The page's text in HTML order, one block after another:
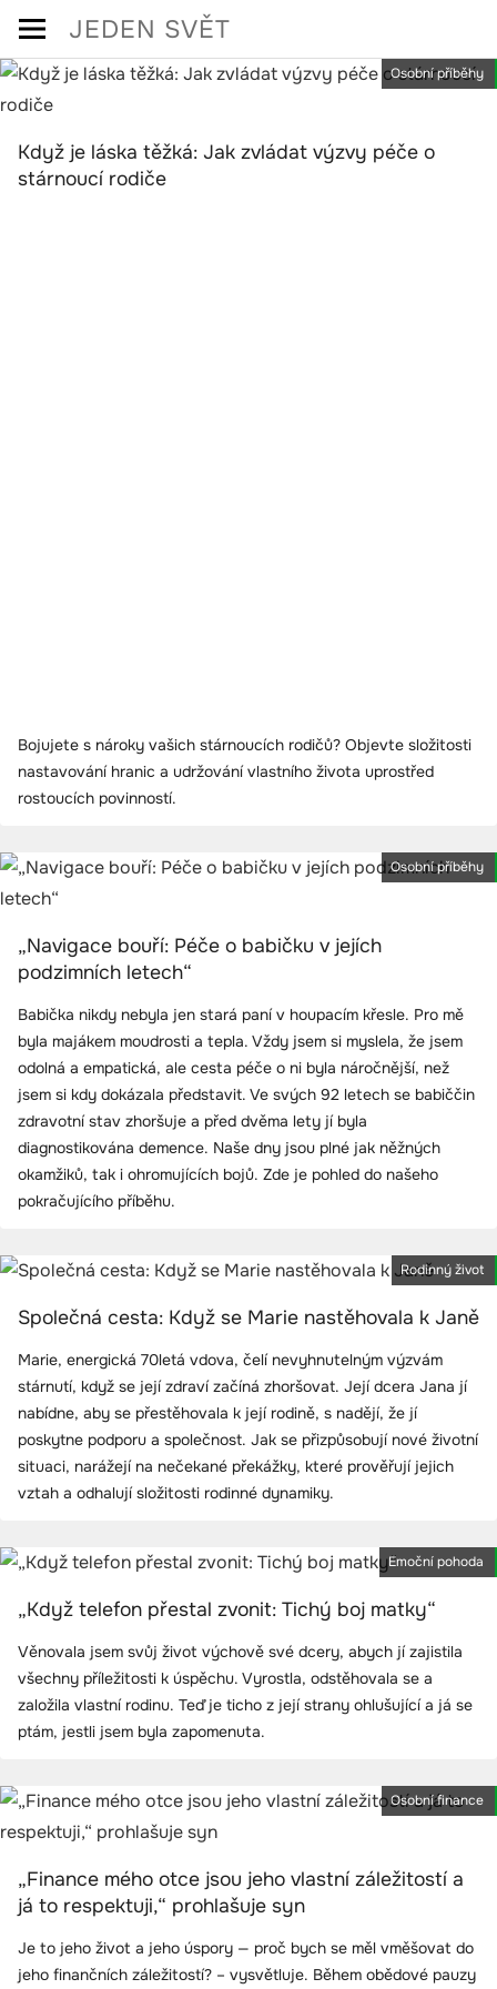
Skip
content
JEDEN SVĚT
Osobní příběhy
Když je láska těžká: Jak zvládat výzvy péče o
stárnoucí rodiče
Bojujete s nároky vašich stárnoucích rodičů? Objevte složitosti
nastavování hranic a udržování vlastního života uprostřed
rostoucích povinností.
Osobní příběhy
„Navigace bouří: Péče o babičku v jejích
podzimních letech“
Babička nikdy nebyla jen stará paní v houpacím křesle. Pro mě
byla majákem moudrosti a tepla. Vždy jsem si myslela, že jsem
odolná a empatická, ale cesta péče o ni byla náročnější, než
jsem si kdy dokázala představit. Ve svých 92 letech se babiččin
zdravotní stav zhoršuje a před dvěma lety jí byla
diagnostikována demence. Naše dny jsou plné jak něžných
okamžiků, tak i ohromujících bojů. Zde je pohled do našeho
pokračujícího příběhu.
Rodinný život
Společná cesta: Když se Marie nastěhovala k Janě
Marie, energická 70letá vdova, čelí nevyhnutelným výzvám
stárnutí, když se její zdraví začíná zhoršovat. Její dcera Jana jí
nabídne, aby se přestěhovala k její rodině, s nadějí, že jí
poskytne podporu a společnost. Jak se přizpůsobují nové životní
situaci, narážejí na nečekané překážky, které prověřují jejich
vztah a odhalují složitosti rodinné dynamiky.
Emoční pohoda
„Když telefon přestal zvonit: Tichý boj matky“
Věnovala jsem svůj život výchově své dcery, abych jí zajistila
všechny příležitosti k úspěchu. Vyrostla, odstěhovala se a
založila vlastní rodinu. Teď je ticho z její strany ohlušující a já se
ptám, jestli jsem byla zapomenuta.
Osobní finance
„Finance mého otce jsou jeho vlastní záležitostí a
já to respektuji,“ prohlašuje syn
Je to jeho život a jeho úspory — proč bych se měl vměšovat do
jeho finančních záležitostí? – vysvětluje. Během obědové pauzy